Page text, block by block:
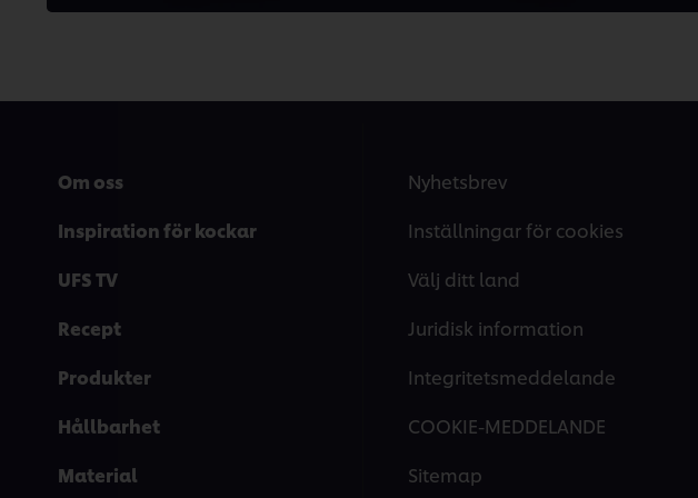
Om oss
Inspiration för kockar
UFS TV
Recept
Produkter
Hållbarhet
Material
Nyhetsbrev
Inställningar för cookies
Välj ditt land
Juridisk information
Integritetsmeddelande
COOKIE-MEDDELANDE
Sitemap